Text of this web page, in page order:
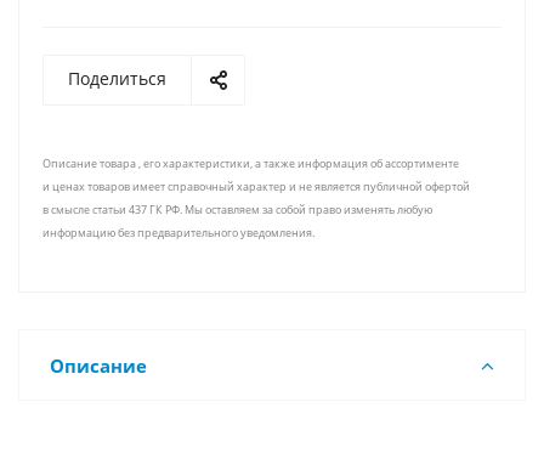
Поделиться
Описание товара , его характеристики, а также информация об ассортименте
и ценах товаров имеет справочный характер и не является публичной офертой
в смысле статьи 437 ГК РФ. Мы оставляем за собой право изменять любую
информацию без предварительного уведомления.
Описание